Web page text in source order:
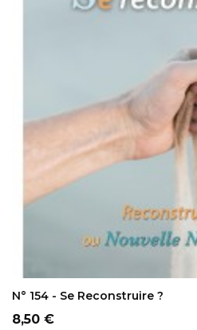
AJOUTER AU PANIER
N° 154 - Se Reconstruire ?
Prix
8,50 €